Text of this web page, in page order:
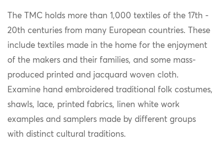
The TMC holds more than 1,000 textiles of the 17th -
20th centuries from many European countries. These
include textiles made in the home for the enjoyment
of the makers and their families, and some mass-
produced printed and jacquard woven cloth.
Examine hand embroidered traditional folk costumes,
shawls, lace, printed fabrics, linen white work
examples and samplers made by different groups
with distinct cultural traditions.